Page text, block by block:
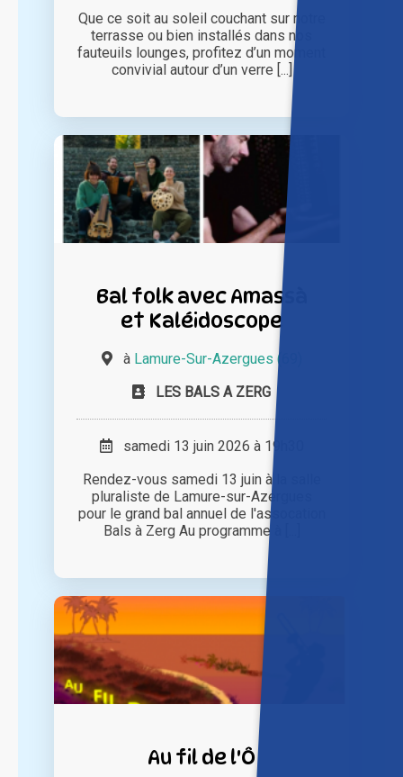
Que ce soit au soleil couchant sur notre
terrasse ou bien installés dans nos
fauteuils lounges, profitez d’un moment
convivial autour d’un verre [...]
Bal folk avec Amassà
et Kaléidoscope
à Lamure-Sur-Azergues (69)
LES BALS A ZERG
samedi 13 juin 2026 à 19h30
Rendez-vous samedi 13 juin à la salle
pluraliste de Lamure-sur-Azergues
pour le grand bal annuel de l'assocation
Bals à Zerg Au programme à [...]
Au fil de l'Ô